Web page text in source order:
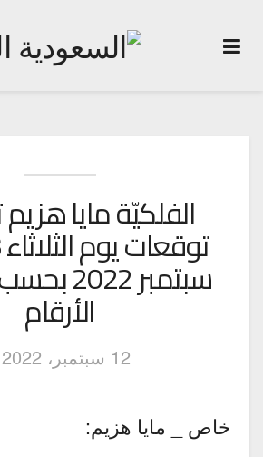
الفلكيّة مايا
سبتمبر
الأرقام
12 سبتمبر، 2022
خاص _ مايا هزيم: